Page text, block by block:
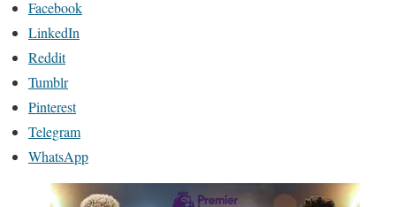
Facebook
LinkedIn
Reddit
Tumblr
Pinterest
Telegram
WhatsApp